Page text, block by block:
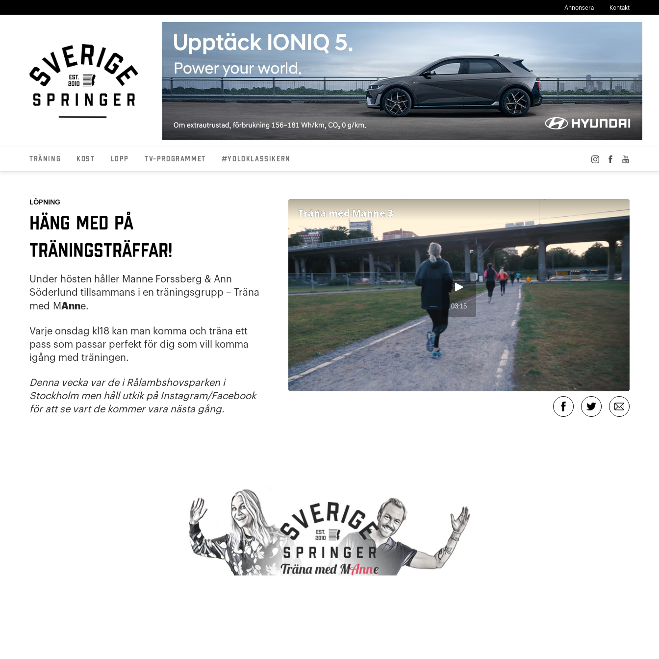
Annonsera Kontakt
Träning Kost Lopp TV-programmet #YOLOKLASSIKERN
LÖPNING
Häng med på
träningsträffar!
Under hösten håller Manne Forssberg & Ann
Söderlund tillsammans i en träningsgrupp – Träna
med MAnne.
Varje onsdag kl18 kan man komma och träna ett
pass som passar perfekt för dig som vill komma
igång med träningen.
Denna vecka var de i Rålambshovsparken i
Stockholm men håll utkik på Instagram/Facebook
för att se vart de kommer vara nästa gång.